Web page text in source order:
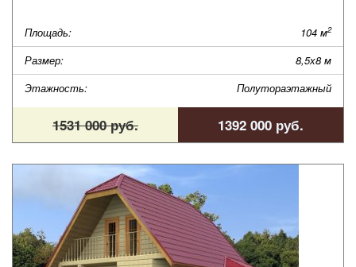
Площадь: 104 м2
Размер:
8,5х8 м
Этажность:
Полутораэтажный
1531 000 руб. 1392 000 руб.